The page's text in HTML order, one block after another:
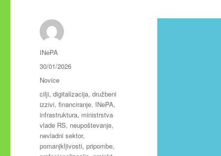
Avtor
INePA
Objavljeno
dne
30/01/2026
Kategorije
Novice
Oznake
cilji,digitalizacija,družbeni
izzivi,financiranje, INePA,
infrastruktura, ministrstva
vlade RS, neupoštevanje,
nevladni sektor,
pomanjkljivosti,pripombe,